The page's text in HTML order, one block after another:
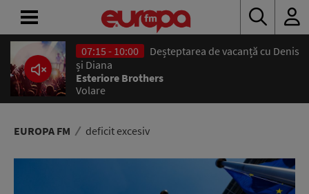
07:15 - 10:00
Deșteptarea de vacanță cu Denis
și Diana
Esteriore Brothers
Volare
EUROPA FM deficit excesiv
ACASĂ
ȘTIRI
RADIO
CONCURSURI